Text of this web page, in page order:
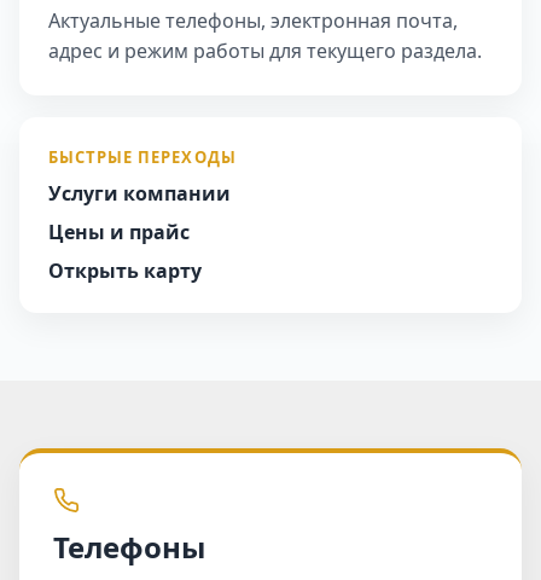
Актуальные телефоны, электронная почта,
адрес и режим работы для текущего раздела.
БЫСТРЫЕ ПЕРЕХОДЫ
Услуги компании
Цены и прайс
Открыть карту
Телефоны